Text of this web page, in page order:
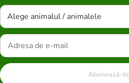
Alege animalul / animalele
Abonează-te